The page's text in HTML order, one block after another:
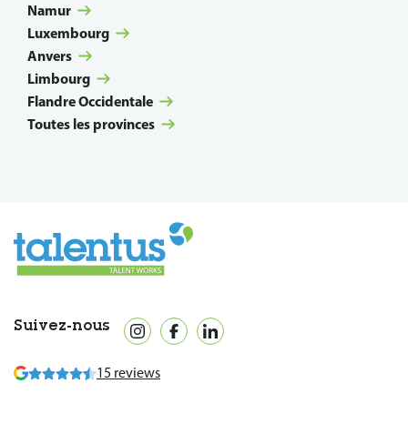
Namur
Luxembourg
Anvers
Limbourg
Flandre Occidentale
Toutes les provinces
Suivez-nous
15 reviews